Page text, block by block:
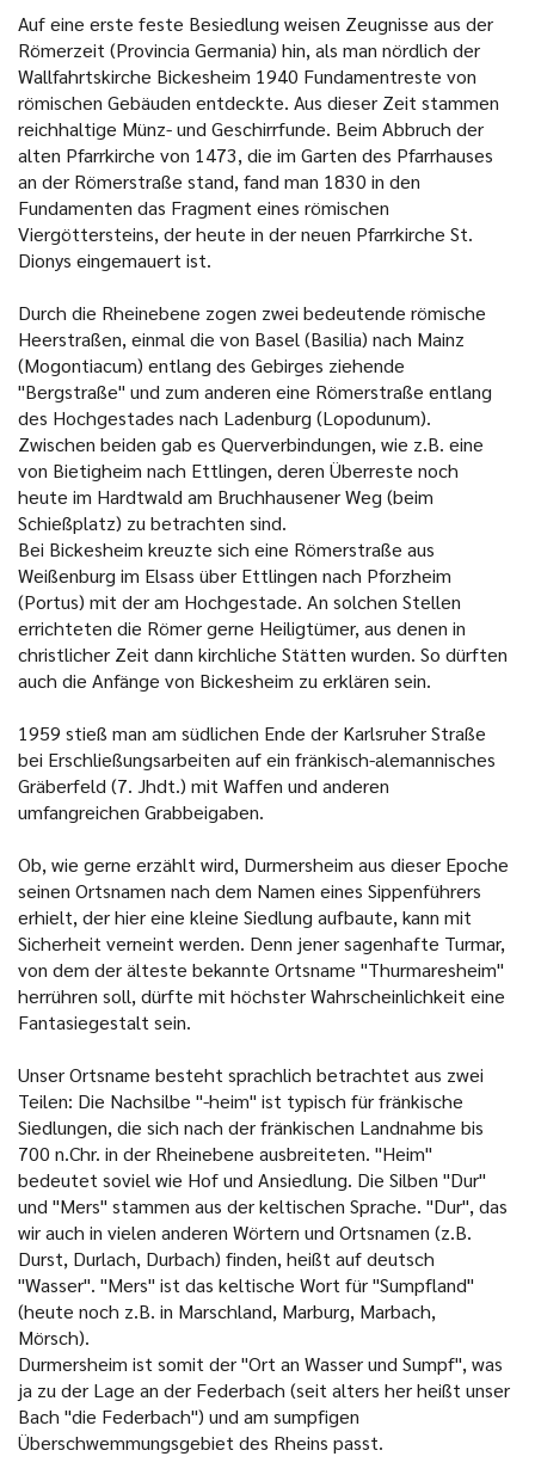
Auf eine erste feste Besiedlung weisen Zeugnisse aus der
Römerzeit (Provincia Germania) hin, als man nördlich der
Wallfahrtskirche Bickesheim 1940 Fundamentreste von
römischen Gebäuden entdeckte. Aus dieser Zeit stammen
reichhaltige Münz- und Geschirrfunde. Beim Abbruch der
alten Pfarrkirche von 1473, die im Garten des Pfarrhauses
an der Römerstraße stand, fand man 1830 in den
Fundamenten das Fragment eines römischen
Viergöttersteins, der heute in der neuen Pfarrkirche St.
Dionys eingemauert ist.
Durch die Rheinebene zogen zwei bedeutende römische
Heerstraßen, einmal die von Basel (Basilia) nach Mainz
(Mogontiacum) entlang des Gebirges ziehende
"Bergstraße" und zum anderen eine Römerstraße entlang
des Hochgestades nach Ladenburg (Lopodunum).
Zwischen beiden gab es Querverbindungen, wie z.B. eine
von Bietigheim nach Ettlingen, deren Überreste noch
heute im Hardtwald am Bruchhausener Weg (beim
Schießplatz) zu betrachten sind.
Bei Bickesheim kreuzte sich eine Römerstraße aus
Weißenburg im Elsass über Ettlingen nach Pforzheim
(Portus) mit der am Hochgestade. An solchen Stellen
errichteten die Römer gerne Heiligtümer, aus denen in
christlicher Zeit dann kirchliche Stätten wurden. So dürften
auch die Anfänge von Bickesheim zu erklären sein.
1959 stieß man am südlichen Ende der Karlsruher Straße
bei Erschließungsarbeiten auf ein fränkisch-alemannisches
Gräberfeld (7. Jhdt.) mit Waffen und anderen
umfangreichen Grabbeigaben.
Ob, wie gerne erzählt wird, Durmersheim aus dieser Epoche
seinen Ortsnamen nach dem Namen eines Sippenführers
erhielt, der hier eine kleine Siedlung aufbaute, kann mit
Sicherheit verneint werden. Denn jener sagenhafte Turmar,
von dem der älteste bekannte Ortsname "Thurmaresheim"
herrühren soll, dürfte mit höchster Wahrscheinlichkeit eine
Fantasiegestalt sein.
Unser Ortsname besteht sprachlich betrachtet aus zwei
Teilen: Die Nachsilbe "-heim" ist typisch für fränkische
Siedlungen, die sich nach der fränkischen Landnahme bis
700 n.Chr. in der Rheinebene ausbreiteten. "Heim"
bedeutet soviel wie Hof und Ansiedlung. Die Silben "Dur"
und "Mers" stammen aus der keltischen Sprache. "Dur", das
wir auch in vielen anderen Wörtern und Ortsnamen (z.B.
Durst, Durlach, Durbach) finden, heißt auf deutsch
"Wasser". "Mers" ist das keltische Wort für "Sumpfland"
(heute noch z.B. in Marschland, Marburg, Marbach,
Mörsch).
Durmersheim ist somit der "Ort an Wasser und Sumpf", was
ja zu der Lage an der Federbach (seit alters her heißt unser
Bach "die Federbach") und am sumpfigen
Überschwemmungsgebiet des Rheins passt.